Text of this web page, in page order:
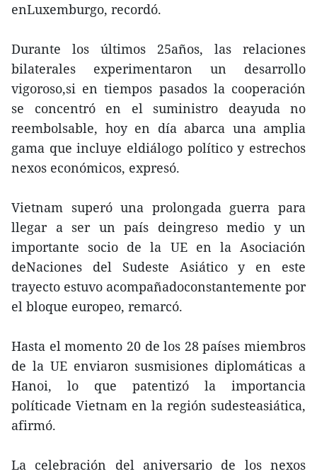
enLuxemburgo, recordó.
Durante los últimos 25años, las relaciones
bilaterales experimentaron un desarrollo
vigoroso,si en tiempos pasados la cooperación
se concentró en el suministro deayuda no
reembolsable, hoy en día abarca una amplia
gama que incluye eldiálogo político y estrechos
nexos económicos, expresó.
Vietnam superó una prolongada guerra para
llegar a ser un país deingreso medio y un
importante socio de la UE en la Asociación
deNaciones del Sudeste Asiático y en este
trayecto estuvo acompañadoconstantemente por
el bloque europeo, remarcó.
Hasta el momento 20 de los 28 países miembros
de la UE enviaron susmisiones diplomáticas a
Hanoi, lo que patentizó la importancia
políticade Vietnam en la región sudesteasiática,
afirmó.
La celebración del aniversario de los nexos